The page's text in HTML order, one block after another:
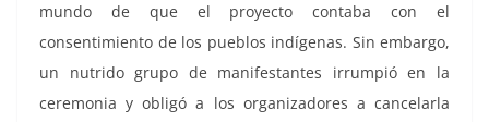
mundo de que el proyecto contaba con el
consentimiento de los pueblos indígenas. Sin embargo,
un nutrido grupo de manifestantes irrumpió en la
ceremonia y obligó a los organizadores a cancelarla